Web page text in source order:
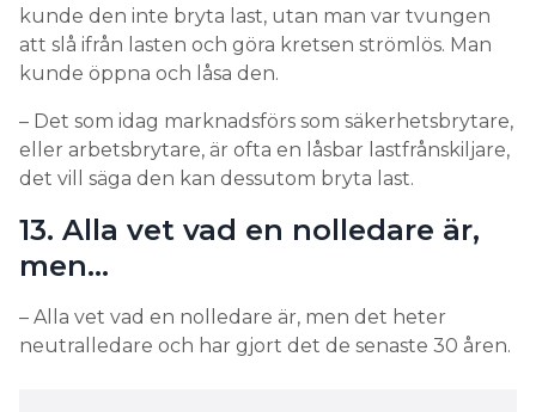
kunde den inte bryta last, utan man var tvungen
att slå ifrån lasten och göra kretsen strömlös. Man
kunde öppna och låsa den.
– Det som idag marknadsförs som säkerhetsbrytare,
eller arbetsbrytare, är ofta en låsbar lastfrånskiljare,
det vill säga den kan dessutom bryta last.
13. Alla vet vad en nolledare är,
men…
– Alla vet vad en nolledare är, men det heter
neutralledare och har gjort det de senaste 30 åren.